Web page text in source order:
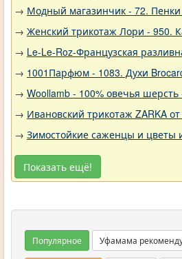
→ Модный магазинчик - 72.
→ Женский трикотаж Лори - 950.
→ Le-Le-Roz-Французская
→ 1001Парфюм - 1083. Духи
→ Woollamb - 100% овечья
→ Ивановский трикотаж ZARKA
→ Зимостойкие саженцы и цветы
Показать ещё!
Популярное Уфамама